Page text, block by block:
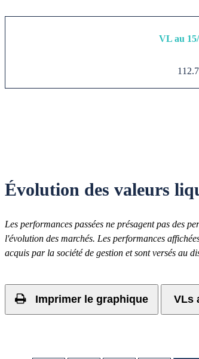
VL au
Évolution des valeurs
Les performances passées ne présagent pas des
l'évolution des marchés. Les performances
acquis par la société de gestion et sont versés au
Imprimer le graphique VLs